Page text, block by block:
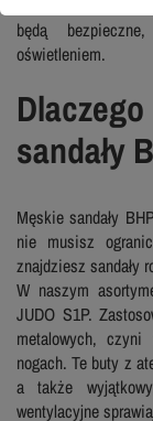
będą
oświetleniem.
sandały
Męskie sandały
nie musisz
znajdziesz sandały
W naszym
JUDO S1P.
metalowych,
nogach. Te buty z
a także
wentylacyjne